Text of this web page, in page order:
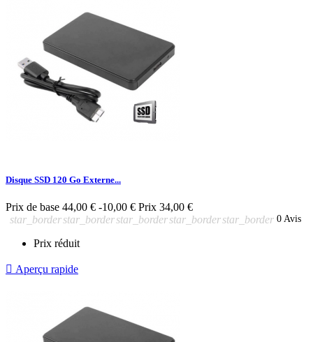
Disque SSD 120 Go Externe...
Prix de base 44,00 € -10,00 € Prix 34,00 €
star_borderstar_borderstar_borderstar_borderstar_border 0 Avis
Prix réduit
 Aperçu rapide